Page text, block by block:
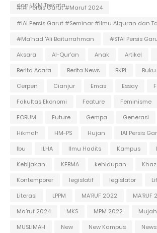
dan UKM Trekata
#IAI Persis Garut #Maruf 2024
#IAI Persis Garut #Seminar #Ilmu Alquran dan
#Ma'had 'Ali Baiturrahman
#STAI Persis
Aksara
Al-Qur'an Anak Artikel
Berita Acara
Berita News BKPI Buku
Cerpen
Cianjur Emas Essay
Fakultas Ekonomi
Feature Feminisme
FORUM
Future Gempa Generasi
Hikmah
HM-PS Hujan IAI Persis
Ibu
ILHA Ilmu Hadits Kampus
Kebijakan
KEBMA kehidupan
Kontemporer
legislatif legislator
Literasi
LPPM MA'RUF 2022
MA'RUF
Ma'ruf 2024
MKS MPM 2022
MUSLIMAH
New New Kampus
News